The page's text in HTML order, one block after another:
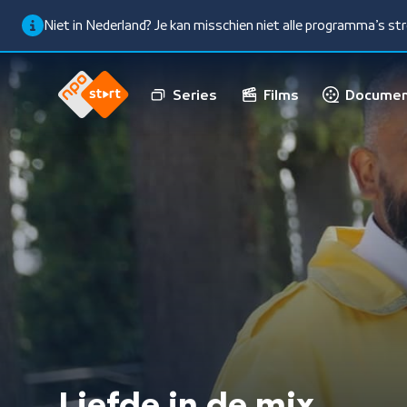
Niet in Nederland? Je kan misschien niet alle programma’s
Series Films